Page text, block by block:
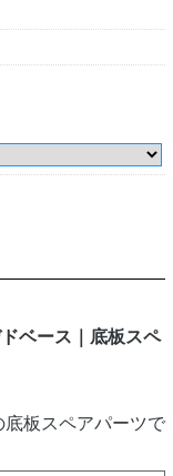
ベース｜底板スペ
板スペアパーツで